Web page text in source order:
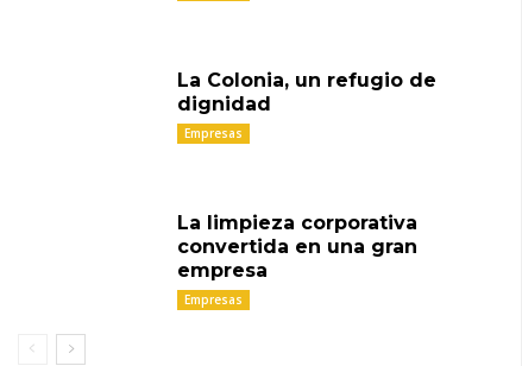
La Colonia, un refugio de
dignidad
Empresas
La limpieza corporativa
convertida en una gran
empresa
Empresas